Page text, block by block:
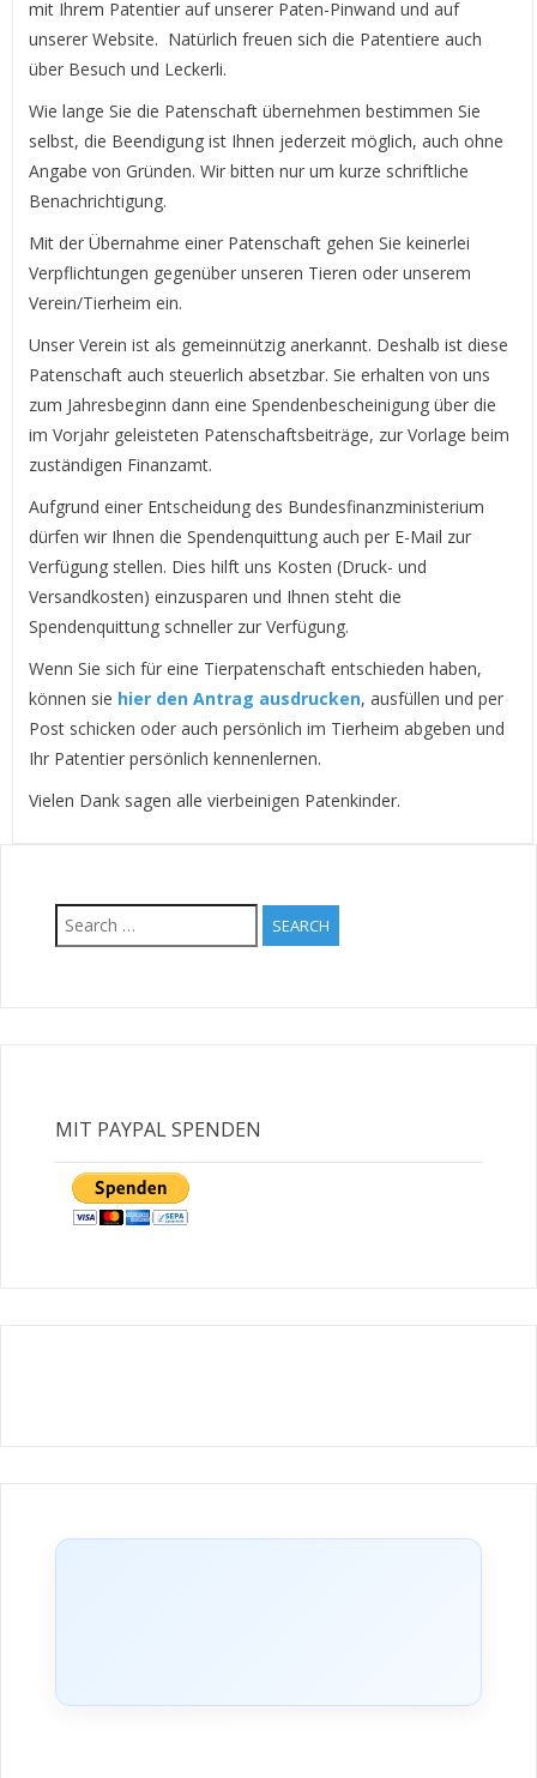
mit Ihrem Patentier auf unserer Paten-Pinwand und auf
unserer Website. Natürlich freuen sich die Patentiere auch
über Besuch und Leckerli.
Wie lange Sie die Patenschaft übernehmen bestimmen Sie
selbst, die Beendigung ist Ihnen jederzeit möglich, auch ohne
Angabe von Gründen. Wir bitten nur um kurze schriftliche
Benachrichtigung.
Mit der Übernahme einer Patenschaft gehen Sie keinerlei
Verpflichtungen gegenüber unseren Tieren oder unserem
Verein/Tierheim ein.
Unser Verein ist als gemeinnützig anerkannt. Deshalb ist diese
Patenschaft auch steuerlich absetzbar. Sie erhalten von uns
zum Jahresbeginn dann eine Spendenbescheinigung über die
im Vorjahr geleisteten Patenschaftsbeiträge, zur Vorlage beim
zuständigen Finanzamt.
Aufgrund einer Entscheidung des Bundesfinanzministerium
dürfen wir Ihnen die Spendenquittung auch per E-Mail zur
Verfügung stellen. Dies hilft uns Kosten (Druck- und
Versandkosten) einzusparen und Ihnen steht die
Spendenquittung schneller zur Verfügung.
Wenn Sie sich für eine Tierpatenschaft entschieden haben,
können sie hier den Antrag ausdrucken, ausfüllen und per
Post schicken oder auch persönlich im Tierheim abgeben und
Ihr Patentier persönlich kennenlernen.
Vielen Dank sagen alle vierbeinigen Patenkinder.
Search
for:
MIT PAYPAL SPENDEN